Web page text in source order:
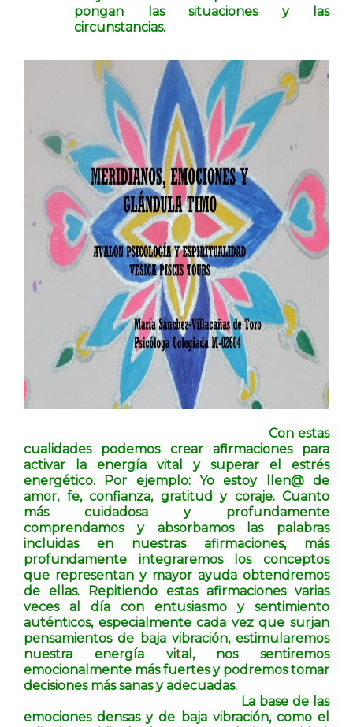
pongan las situaciones y las
circunstancias.
Con estas
cualidades podemos crear afirmaciones para
activar la energía vital y superar el estrés
energético. Por ejemplo: Yo estoy llen@ de
amor, fe, confianza, gratitud y coraje. Cuanto
más cuidadosa y profundamente
comprendamos y absorbamos las palabras
incluidas en nuestras afirmaciones, más
profundamente integraremos los conceptos
que representan y mayor ayuda obtendremos
de ellas. Repitiendo estas afirmaciones varias
veces al día con entusiasmo y sentimiento
auténticos, especialmente cada vez que surjan
pensamientos de baja vibración, estimularemos
nuestra energía vital, nos sentiremos
emocionalmente más fuertes y podremos tomar
decisiones más sanas y adecuadas.
La base de las
emociones densas y de baja vibración, como el